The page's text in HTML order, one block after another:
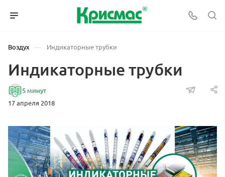
Воздух — Индикаторные трубки
Индикаторные трубки
5 минут
17 апреля 2018